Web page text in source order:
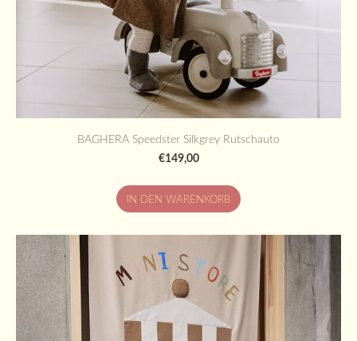
BAGHERA Speedster Silkgrey Rutschauto
€149,00
IN DEN WARENKORB